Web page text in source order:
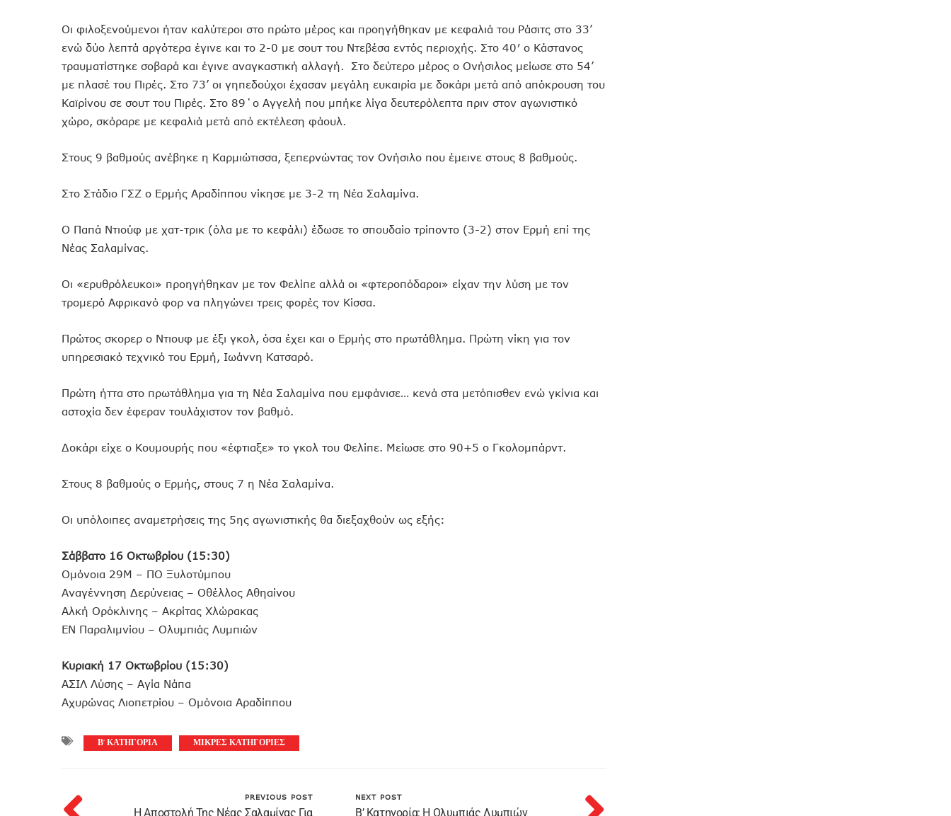
Οι φιλοξενούμενοι ήταν καλύτεροι στο πρώτο μέρος και προηγήθηκαν με κεφαλιά του Ράσιτς στο 33’
ενώ δύο λεπτά αργότερα έγινε και το 2-0 με σουτ του Ντεβέσα εντός περιοχής. Στο 40′ ο Κάστανος
τραυματίστηκε σοβαρά και έγινε αναγκαστική αλλαγή. Στο δεύτερο μέρος ο Ονήσιλος μείωσε στο 54’
με πλασέ του Πιρές. Στο 73’ οι γηπεδούχοι έχασαν μεγάλη ευκαιρία με δοκάρι μετά από απόκρουση του
Καϊρίνου σε σουτ του Πιρές. Στο 89΄ο Αγγελή που μπήκε λίγα δευτερόλεπτα πριν στον αγωνιστικό
χώρο, σκόραρε με κεφαλιά μετά από εκτέλεση φάουλ.
Στους 9 βαθμούς ανέβηκε η Καρμιώτισσα, ξεπερνώντας τον Ονήσιλο που έμεινε στους 8 βαθμούς.
Στο Στάδιο ΓΣΖ ο Ερμής Αραδίππου νίκησε με 3-2 τη Νέα Σαλαμίνα.
Ο Παπά Ντιούφ με χατ-τρικ (όλα με το κεφάλι) έδωσε το σπουδαίο τρίποντο (3-2) στον Ερμή επί της
Νέας Σαλαμίνας.
Οι «ερυθρόλευκοι» προηγήθηκαν με τον Φελίπε αλλά οι «φτεροπόδαροι» είχαν την λύση με τον
τρομερό Αφρικανό φορ να πληγώνει τρεις φορές τον Κίσσα.
Πρώτος σκορερ o Nτιουφ με έξι γκολ, όσα έχει και ο Ερμής στο πρωτάθλημα. Πρώτη νίκη για τον
υπηρεσιακό τεχνικό του Ερμή, Ιωάννη Κατσαρό.
Πρώτη ήττα στο πρωτάθλημα για τη Νέα Σαλαμίνα που εμφάνισε… κενά στα μετόπισθεν ενώ γκίνια και
αστοχία δεν έφεραν τουλάχιστον τον βαθμό.
Δοκάρι είχε ο Κουμουρής που «έφτιαξε» το γκολ του Φελίπε. Μείωσε στο 90+5 ο Γκολομπάρντ.
Στους 8 βαθμούς ο Ερμής, στους 7 η Νέα Σαλαμίνα.
Οι υπόλοιπες αναμετρήσεις της 5ης αγωνιστικής θα διεξαχθούν ως εξής:
Σάββατο 16 Οκτωβρίου (15:30)
Ομόνοια 29Μ – ΠΟ Ξυλοτύμπου
Αναγέννηση Δερύνειας – Οθέλλος Αθηαίνου
Αλκή Ορόκλινης – Ακρίτας Χλώρακας
ΕΝ Παραλιμνίου – Ολυμπιάς Λυμπιών
Κυριακή 17 Οκτωβρίου (15:30)
ΑΣΙΛ Λύσης – Αγία Νάπα
Αχυρώνας Λιοπετρίου – Ομόνοια Αραδίππου
Β’ ΚΑΤΗΓΟΡΙΑ ΜΙΚΡΕΣ ΚΑΤΗΓΟΡΙΕΣ
PREVIOUS POST
H Αποστολή Της Νέας Σαλαμίνας Για
NEXT POST
Β’ Κατηγορία: Η Ολυμπιάς Λυμπιών